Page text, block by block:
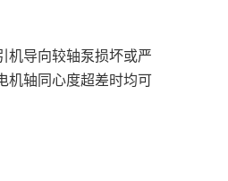
机导向较轴泵损坏或严
机轴同心度超差时均可